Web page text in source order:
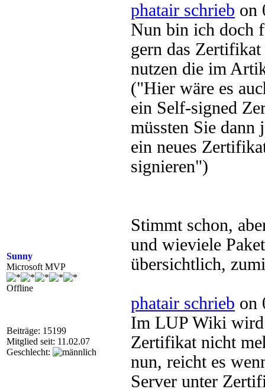
Sunny
Microsoft MVP
Offline
Beiträge: 15199
Mitglied seit: 11.02.07
Geschlecht:
phatair schrieb on
Nun bin ich doch
gern das
nutzen die im
("Hier wäre es
ein Self-signed
müssten Sie dann
ein neues
signieren")
Stimmt schon,
und wieviele
übersichtlich,
phatair schrieb on
Im LUP Wiki wird
Zertifikat nicht
nun, reicht es
Server unter